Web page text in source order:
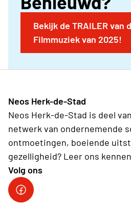
Bekijk de TRAILER van
Filmmuziek van 2025!
Neos Herk-de-Stad
Neos Herk-de-Stad is deel
netwerk van ondernemende
ontmoetingen, boeiende
gezelligheid? Leer ons
Volg ons
Facebook Herk-de-Stad